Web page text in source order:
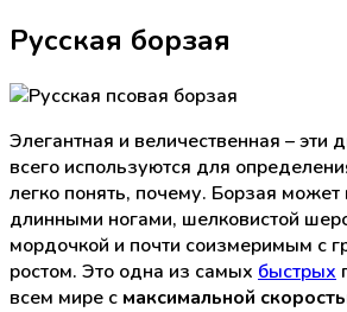
Русская борзая
Элегантная и величественная – эти
всего используются для
легко понять, почему. Борзая может
длинными ногами, шелковистой
мордочкой и почти соизмеримым с
ростом. Это одна из самых быстрых
всем мире с максимальной